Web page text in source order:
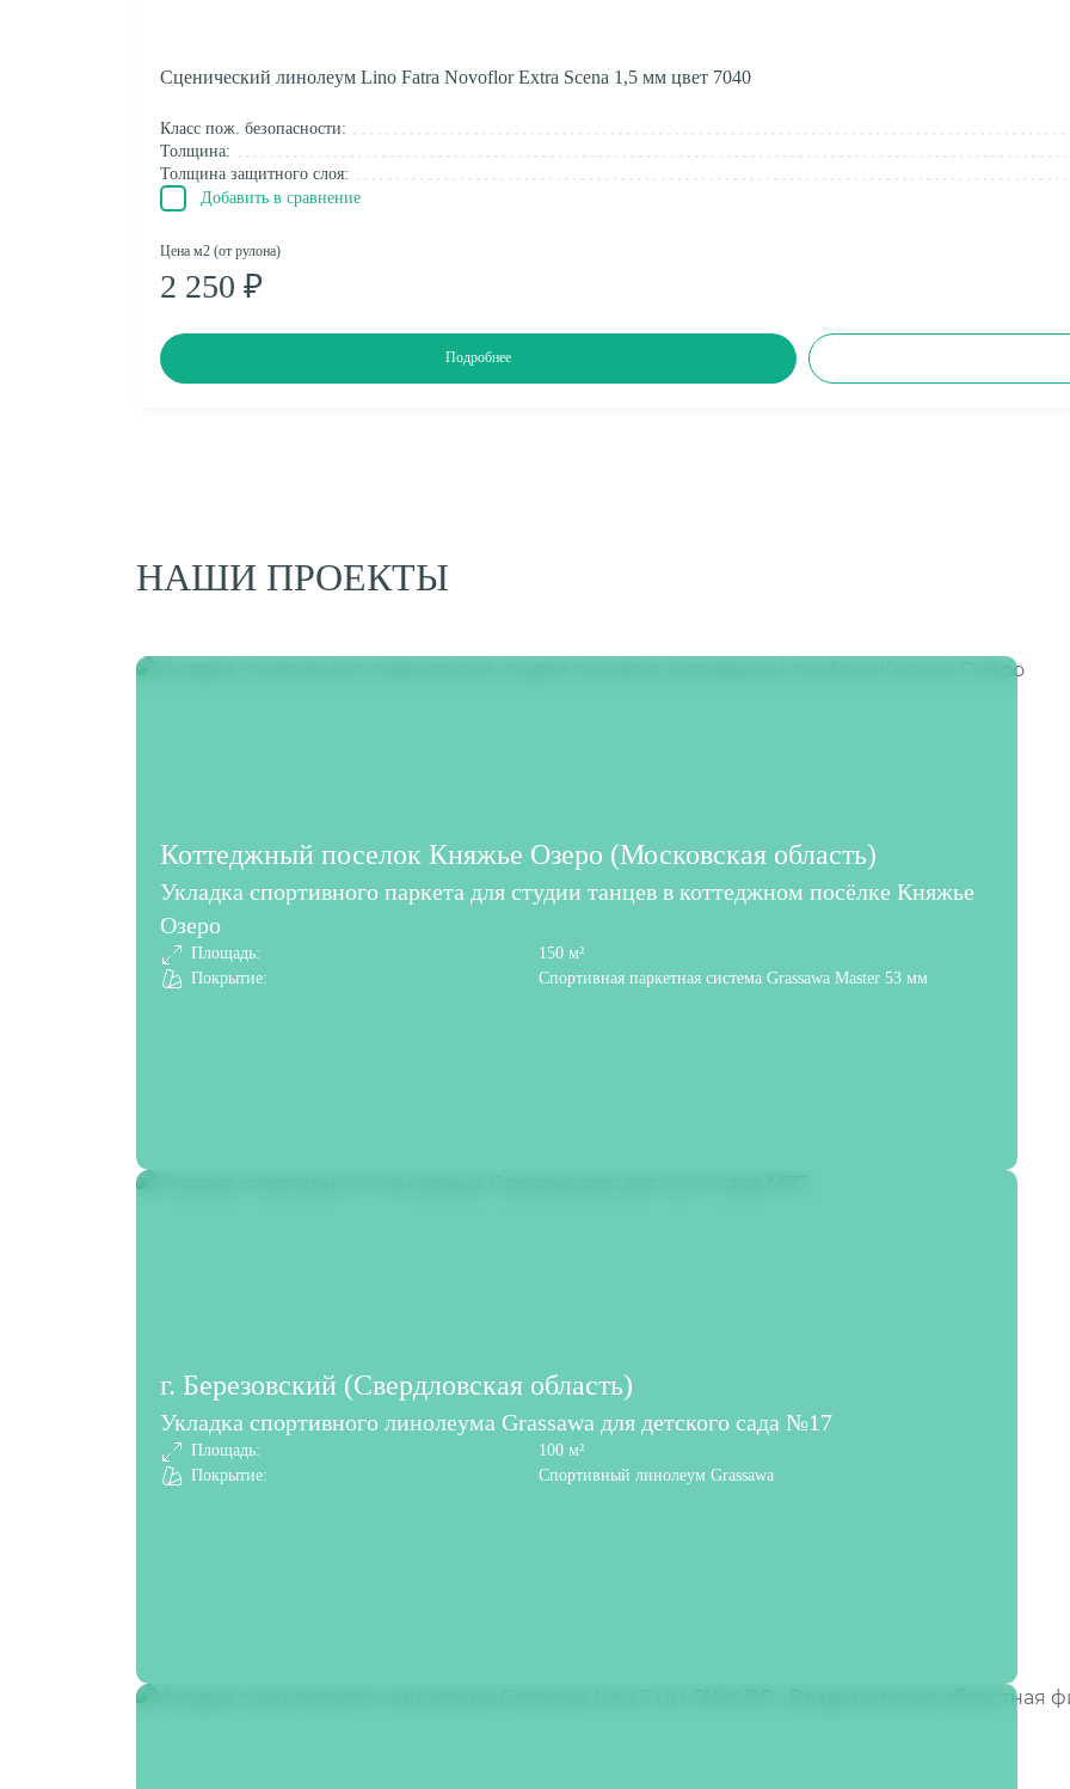
Сценический линолеум Lino Fatra Novoflor Extra Scena 1,5 мм цвет 7040
Класс пож. безопасности:
Толщина:
Толщина защитного слоя:
Добавить в сравнение
Цена м2 (от рулона)
2 250 ₽
Подробнее
НАШИ ПРОЕКТЫ
Коттеджный поселок Княжье Озеро (Московская область)
Укладка спортивного паркета для студии танцев в коттеджном посёлке Княжье
Озеро
Площадь:
150 м²
Покрытие:
Спортивная паркетная система Grassawa Master 53 мм
г. Березовский (Свердловская область)
Укладка спортивного линолеума Grassawa для детского сада №17
Площадь:
100 м²
Покрытие:
Спортивный линолеум Grassawa